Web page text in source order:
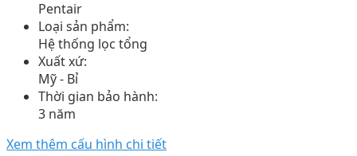
Pentair
Loại sản phẩm:
Hệ thống lọc tổng
Xuất xứ:
Mỹ - Bỉ
Thời gian bảo hành:
3 năm
Xem thêm cấu hình chi tiết